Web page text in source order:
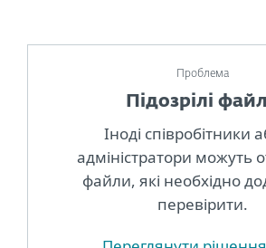
Проблема
Підозрілі
Іноді співробітники
адміністратори можуть
файли, які необхідно
перевірити.